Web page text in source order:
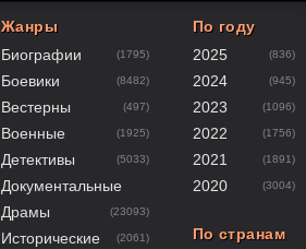
60
1 2 3 4
Жанры
Биографии
(1795)
Боевики (8482)
Вестерны (497)
Военные (1925)
Детективы (5033)
Документальные
Драмы
(23093)
Исторические (2061)
По году
2025
(836)
2024 (945)
2023 (1096)
2022 (1756)
2021 (1891)
2020 (3004)
По странам